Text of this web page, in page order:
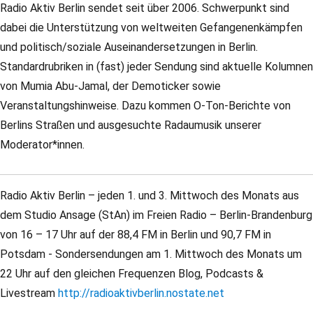
Radio Aktiv Berlin sendet seit über 2006. Schwerpunkt sind
dabei die Unterstützung von weltweiten Gefangenenkämpfen
und politisch/soziale Auseinandersetzungen in Berlin.
Standardrubriken in (fast) jeder Sendung sind aktuelle Kolumnen
von Mumia Abu-Jamal, der Demoticker sowie
Veranstaltungshinweise. Dazu kommen O-Ton-Berichte von
Berlins Straßen und ausgesuchte Radaumusik unserer
Moderator*innen.
Radio Aktiv Berlin – jeden 1. und 3. Mittwoch des Monats aus
dem Studio Ansage (StAn) im Freien Radio – Berlin-Brandenburg
von 16 – 17 Uhr auf der 88,4 FM in Berlin und 90,7 FM in
Potsdam - Sondersendungen am 1. Mittwoch des Monats um
22 Uhr auf den gleichen Frequenzen Blog, Podcasts &
Livestream http://radioaktivberlin.nostate.net